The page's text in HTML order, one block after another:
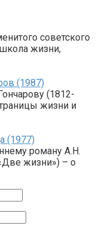
советского
школа жизни,
(1987)
(1812-
жизни и
(1977)
роману А.Н.
жизни») – о